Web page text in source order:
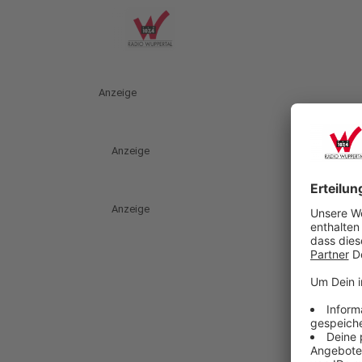
Anzeige
Anzeige
Anzeige